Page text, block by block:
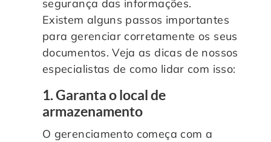
segurança das informações.
Existem alguns passos importantes
para gerenciar corretamente os seus
documentos. Veja as dicas de nossos
especialistas de como lidar com isso:
1. Garanta o local de
armazenamento
O gerenciamento começa com a